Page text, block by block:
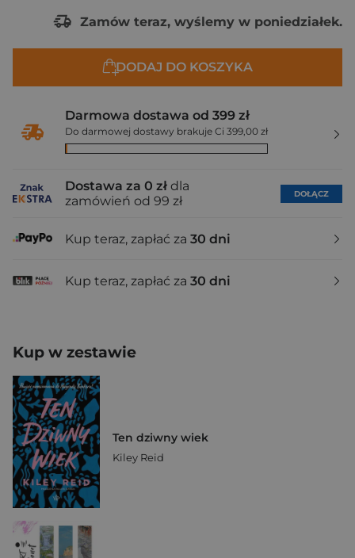
Zamów teraz, wyślemy w poniedziałek.
DODAJ DO KOSZYKA
Darmowa dostawa od 399 zł
Do darmowej dostawy brakuje Ci 399,00 zł
Dostawa za 0 zł dla
zamówień od 99 zł
DOŁĄCZ
Kup teraz, zapłać za 30 dni
Kup teraz, zapłać za 30 dni
Kup w zestawie
Ten dziwny wiek
Kiley Reid